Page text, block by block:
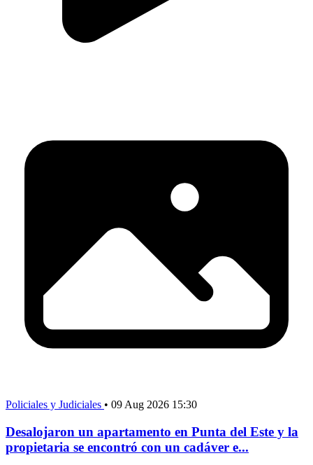
Policiales y Judiciales • 09 Aug 2026 15:30
Desalojaron un apartamento en Punta del Este y la
propietaria se encontró con un cadáver e...